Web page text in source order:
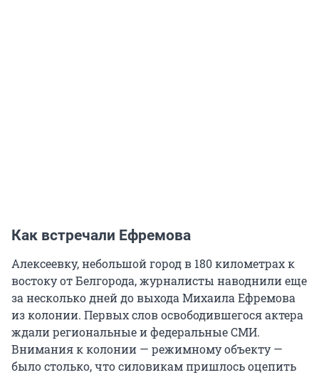
Как встречали Ефремова
Алексеевку, небольшой город в 180 километрах к
востоку от Белгорода, журналисты наводнили еще
за несколько дней до выхода Михаила Ефремова
из колонии. Первых слов освободившегося актера
ждали региональные и федеральные СМИ.
Внимания к колонии — режимному объекту —
было столько, что силовикам пришлось оцепить